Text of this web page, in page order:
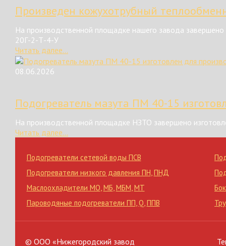
Произведен кожухотрубный
На производственной площадке нашего завода
20Г-2-Т-4-У
Читать далее...
08.06.2026
Подогреватель мазута ПМ 40-15
На производственной площадке НЗТО завершено
Читать далее...
Подогреватели сетевой воды ПСВ
Подогреватели низкого давления ПН,ПНД
Маслоохладители МО,МБ,МБМ,МТ
Пароводяные подогреватели ПП,Q,ППВ
© ООО «Нижегородский завод